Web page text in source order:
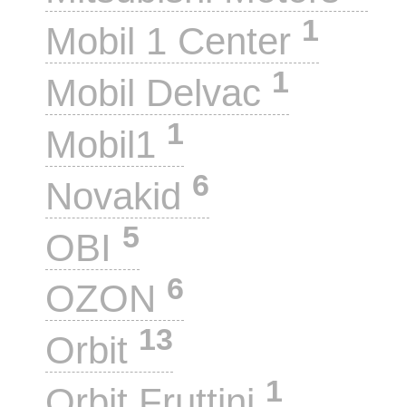
Mobil 1 Center 1
Mobil Delvac 1
Mobil1 1
Novakid 6
OBI 5
OZON 6
Orbit 13
1